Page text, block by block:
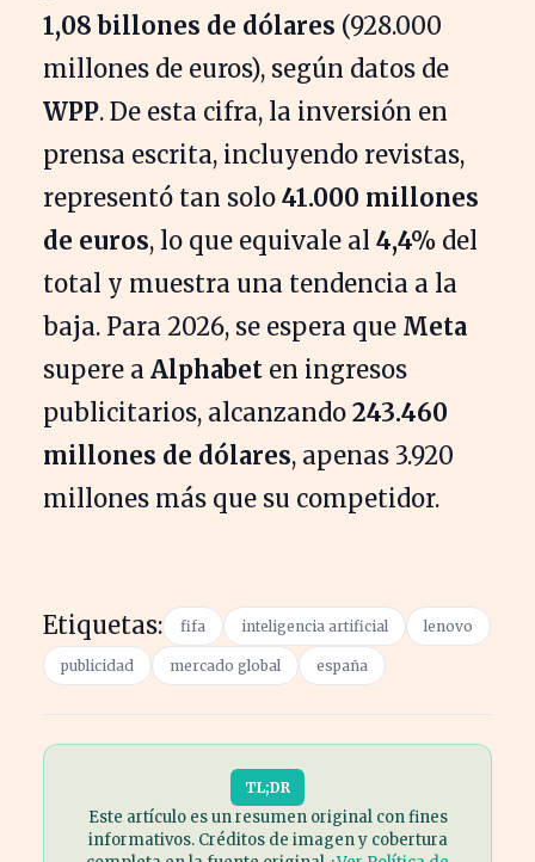
1,08 billones de dólares (928.000
millones de euros), según datos de
WPP. De esta cifra, la inversión en
prensa escrita, incluyendo revistas,
representó tan solo 41.000 millones
de euros, lo que equivale al 4,4% del
total y muestra una tendencia a la
baja. Para 2026, se espera que Meta
supere a Alphabet en ingresos
publicitarios, alcanzando 243.460
millones de dólares, apenas 3.920
millones más que su competidor.
Etiquetas: fifa inteligencia artificial lenovo
publicidad mercado global españa
TL;DR
Este artículo es un resumen original con fines
informativos. Créditos de imagen y cobertura